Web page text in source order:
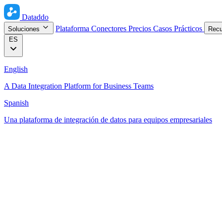
Dataddo
Soluciones Plataforma Conectores Precios Casos Prácticos
ES
English
A Data Integration Platform for Business Teams
Spanish
Una plataforma de integración de datos para equipos empresariales